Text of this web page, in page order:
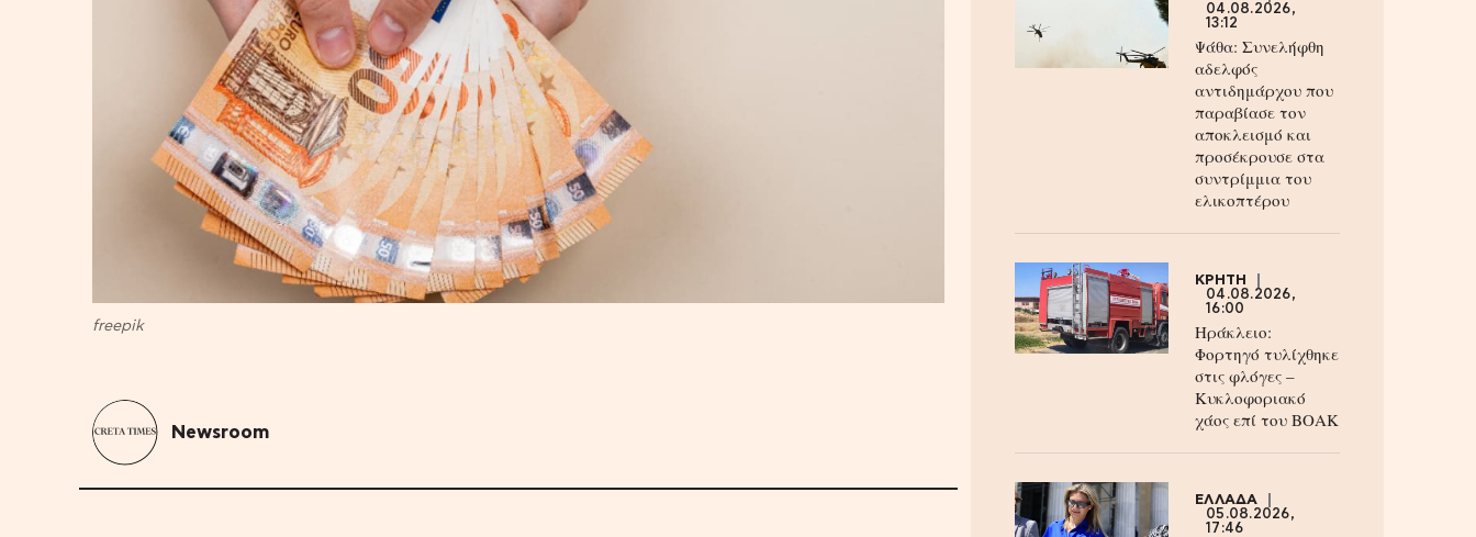
freepik
Newsroom
04.08.2026,
13:12
Ψάθα: Συνελήφθη
αδελφός
αντιδημάρχου που
παραβίασε τον
αποκλεισμό και
προσέκρουσε στα
συντρίμμια του
ελικοπτέρου
ΚΡΗΤΗ
04.08.2026,
16:00
Ηράκλειο:
Φορτηγό τυλίχθηκε
στις φλόγες –
Κυκλοφοριακό
χάος επί του ΒΟΑΚ
ΕΛΛΑΔΑ
05.08.2026,
17:46